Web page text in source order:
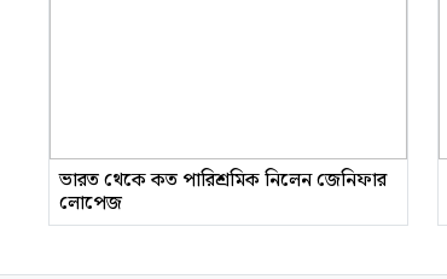
ভারত থেকে কত পারিশ্রমিক নিলেন জেনিফার
লোপেজ